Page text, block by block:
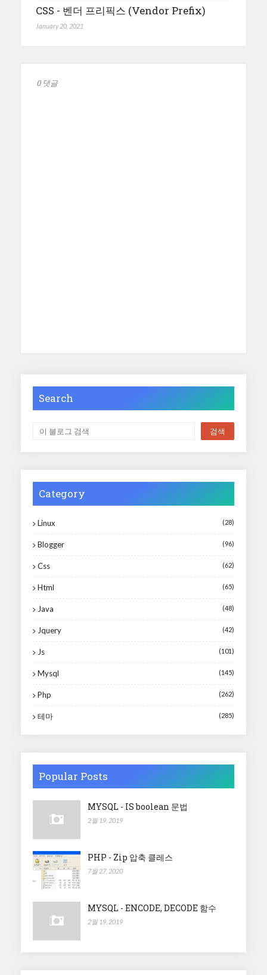
CSS - 벤더 프리픽스 (Vendor Prefix)
January 20, 2021
0 댓글
Search
Category
Linux (28)
Blogger (96)
Css (62)
Html (65)
Java (48)
Jquery (42)
Js (101)
Mysql (145)
Php (262)
테마 (285)
Popular Posts
MYSQL - IS boolean 문법
2월 19, 2019
PHP - Zip 압축 클레스
7월 27, 2020
MYSQL - ENCODE, DECODE 함수
2월 19, 2019